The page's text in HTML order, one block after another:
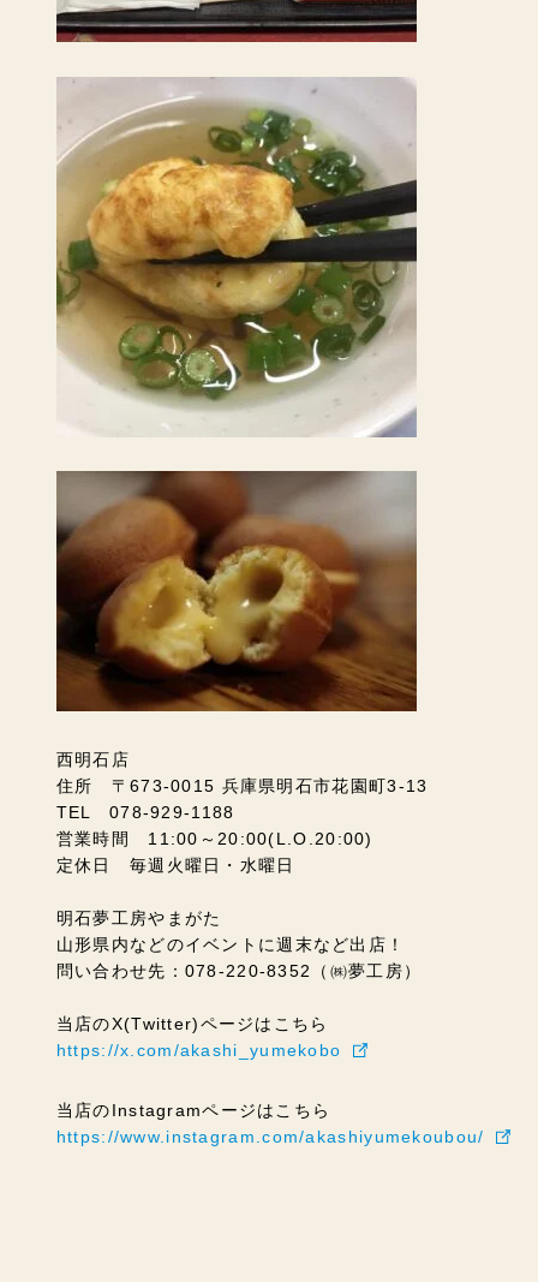
西明石店
住所 〒673-0015 兵庫県明石市花園町3-13
TEL 078-929-1188
営業時間 11:00～20:00(L.O.20:00)
定休日 毎週火曜日・水曜日
明石夢工房やまがた
山形県内などのイベントに週末など出店！
問い合わせ先：078-220-8352（㈱夢工房）
当店のX(Twitter)ページはこちら
https://x.com/akashi_yumekobo
当店のInstagramページはこちら
https://www.instagram.com/akashiyumekoubou/